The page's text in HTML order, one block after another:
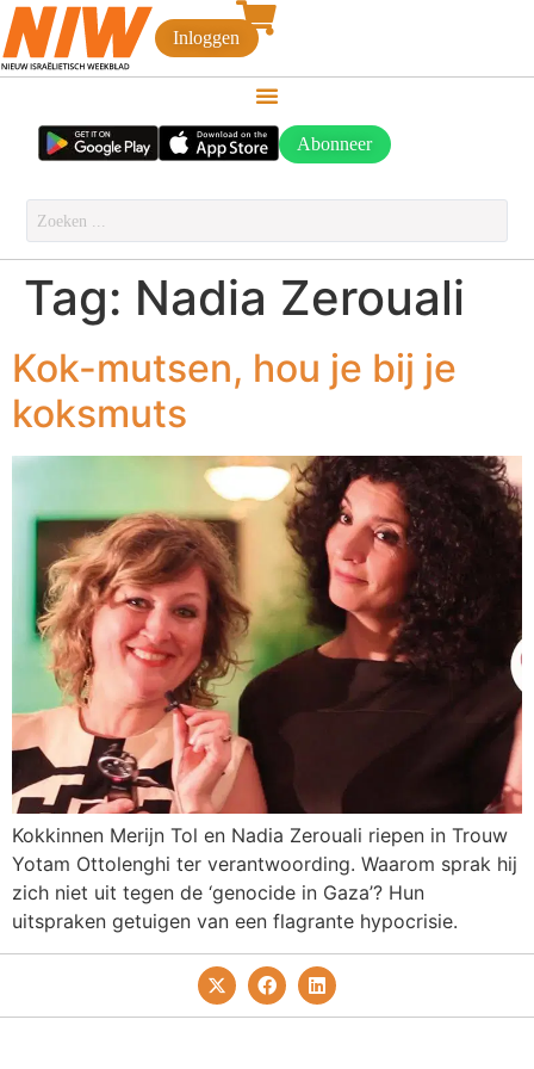
Inloggen
Abonneer
Tag: Nadia Zerouali
Kok-mutsen, hou je bij je
koksmuts
Kokkinnen Merijn Tol en Nadia Zerouali riepen in Trouw
Yotam Ottolenghi ter verantwoording. Waarom sprak hij
zich niet uit tegen de ‘genocide in Gaza’? Hun
uitspraken getuigen van een flagrante hypocrisie.